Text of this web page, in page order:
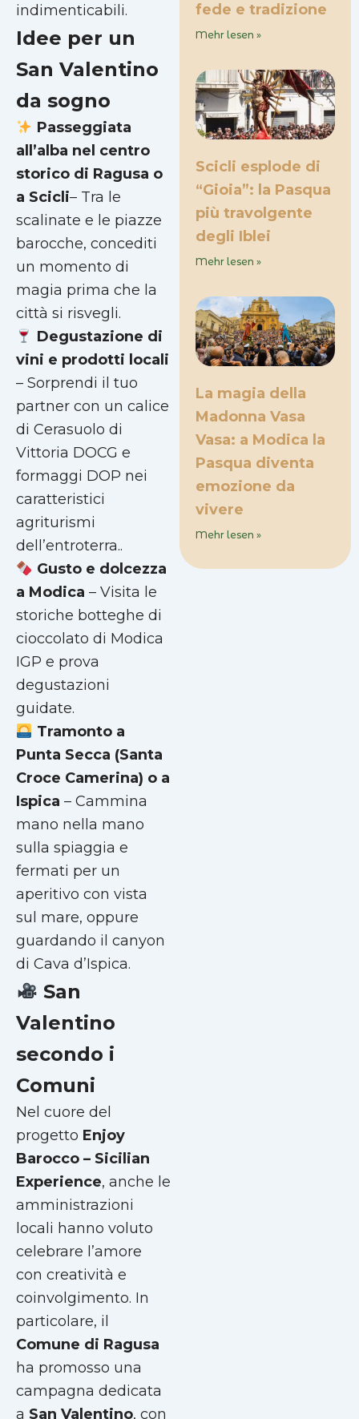
indimenticabili.
Idee per un
San Valentino
da sogno
Passeggiata
all’alba nel centro
storico di Ragusa o
a Scicli– Tra le
scalinate e le piazze
barocche, concediti
un momento di
magia prima che la
città si risvegli.
Degustazione di
vini e prodotti locali
– Sorprendi il tuo
partner con un calice
di Cerasuolo di
Vittoria DOCG e
formaggi DOP nei
caratteristici
agriturismi
dell’entroterra..
Gusto e dolcezza
a Modica – Visita le
storiche botteghe di
cioccolato di Modica
IGP e prova
degustazioni
guidate.
Tramonto a
Punta Secca (Santa
Croce Camerina) o a
Ispica – Cammina
mano nella mano
sulla spiaggia e
fermati per un
aperitivo con vista
sul mare, oppure
guardando il canyon
di Cava d’Ispica.
San
Valentino
secondo i
Comuni
Nel cuore del
progetto Enjoy
Barocco – Sicilian
Experience, anche le
amministrazioni
locali hanno voluto
celebrare l’amore
con creatività e
coinvolgimento. In
particolare, il
Comune di Ragusa
ha promosso una
campagna dedicata
a San Valentino, con
fede e tradizione
Mehr lesen »
Scicli esplode di
“Gioia”: la Pasqua
più travolgente
degli Iblei
Mehr lesen »
La magia della
Madonna Vasa
Vasa: a Modica la
Pasqua diventa
emozione da
vivere
Mehr lesen »